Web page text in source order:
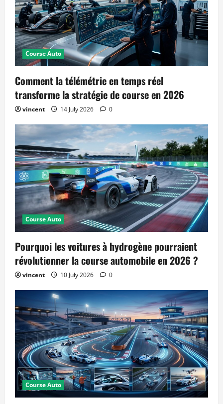
Course Auto
Comment la télémétrie en temps réel
transforme la stratégie de course en 2026
vincent 14 July 2026 0
Course Auto
Pourquoi les voitures à hydrogène pourraient
révolutionner la course automobile en 2026 ?
vincent 10 July 2026 0
Course Auto